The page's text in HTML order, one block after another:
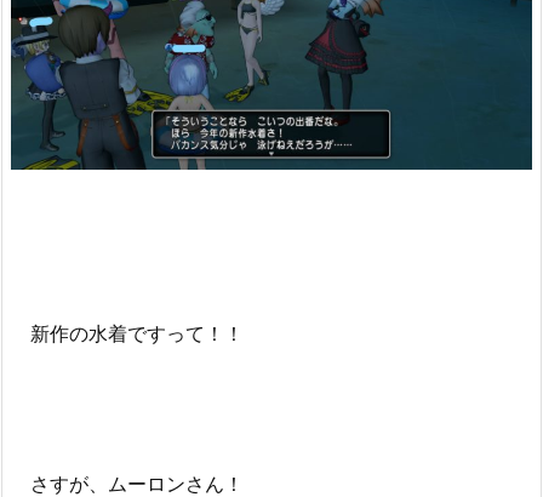
新作の水着ですって！！
さすが、ムーロンさん！